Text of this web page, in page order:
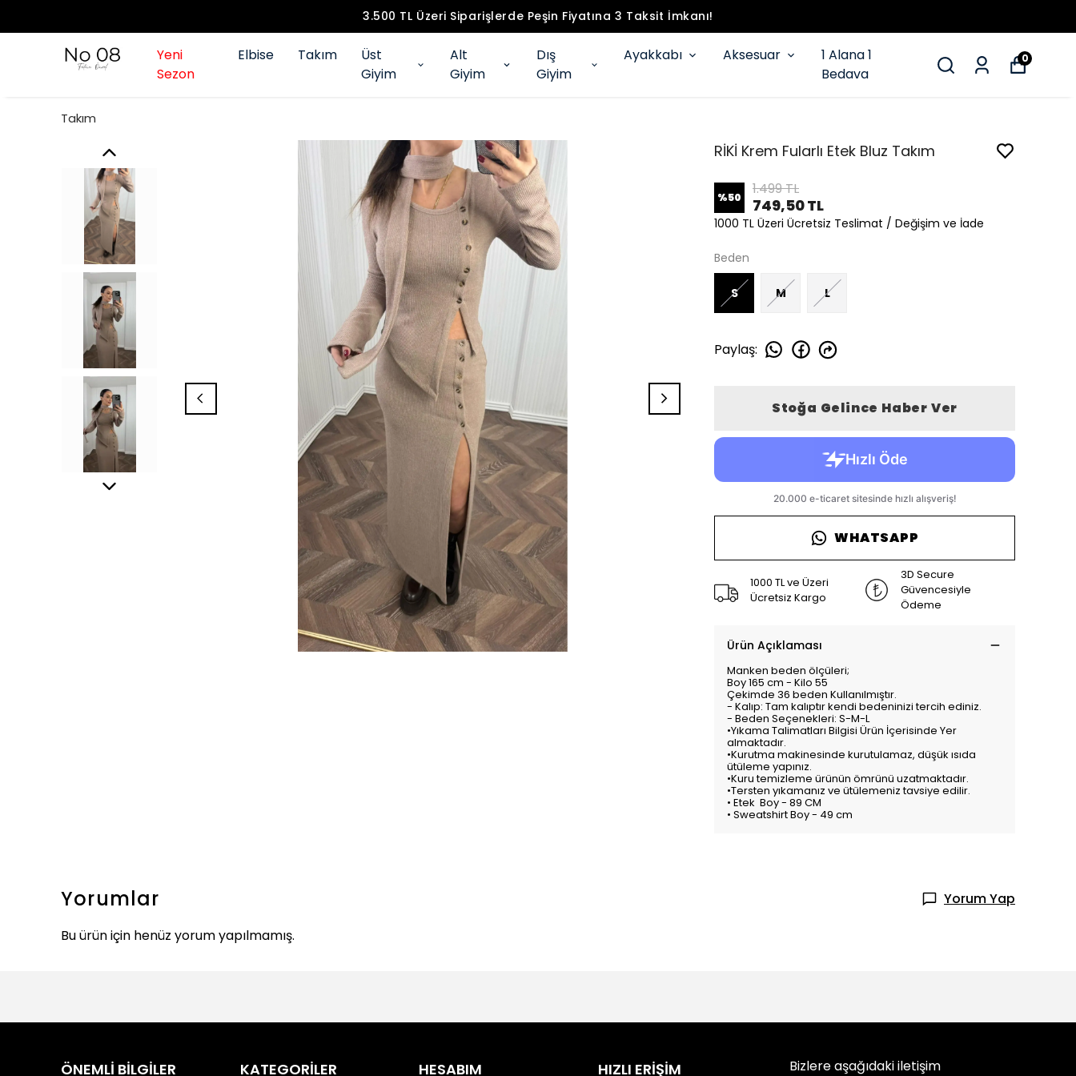
3.500 TL Üzeri Siparişlerde Peşin Fiyatına 3 Taksit İmkanı!
Yeni
Sezon
Elbise Takım
Üst
Giyim
Alt
Giyim
Dış
Giyim
Ayakkabı Aksesuar
1 Alana 1
Bedava
0
Takım
RİKİ Krem Fularlı Etek Bluz Takım
%50 1.499 TL
749,50 TL
1000 TL Üzeri Ücretsiz Teslimat / Değişim ve İade
Beden
S M L
Paylaş:
Stoğa Gelince Haber Ver
WHATSAPP
1000 TL ve Üzeri
Ücretsiz Kargo
3D Secure
Güvencesiyle
Ödeme
Ürün Açıklaması
Manken beden ölçüleri;
Boy 165 cm - Kilo 55
Çekimde 36 beden Kullanılmıştır.
- Kalıp: Tam kalıptır kendi bedeninizi tercih ediniz.
- Beden Seçenekleri: S-M-L
•Yıkama Talimatları Bilgisi Ürün İçerisinde Yer
almaktadır.
•Kurutma makinesinde kurutulamaz, düşük ısıda
ütüleme yapınız.
•Kuru temizleme ürünün ömrünü uzatmaktadır.
•Tersten yıkamanız ve ütülemeniz tavsiye edilir.
• Etek Boy - 89 CM
• Sweatshirt Boy - 49 cm
Yorumlar
Yorum Yap
Bu ürün için henüz yorum yapılmamış.
ÖNEMLİ BİLGİLER KATEGORİLER HESABIM HIZLI ERİŞİM
Bizlere aşağıdaki iletişim